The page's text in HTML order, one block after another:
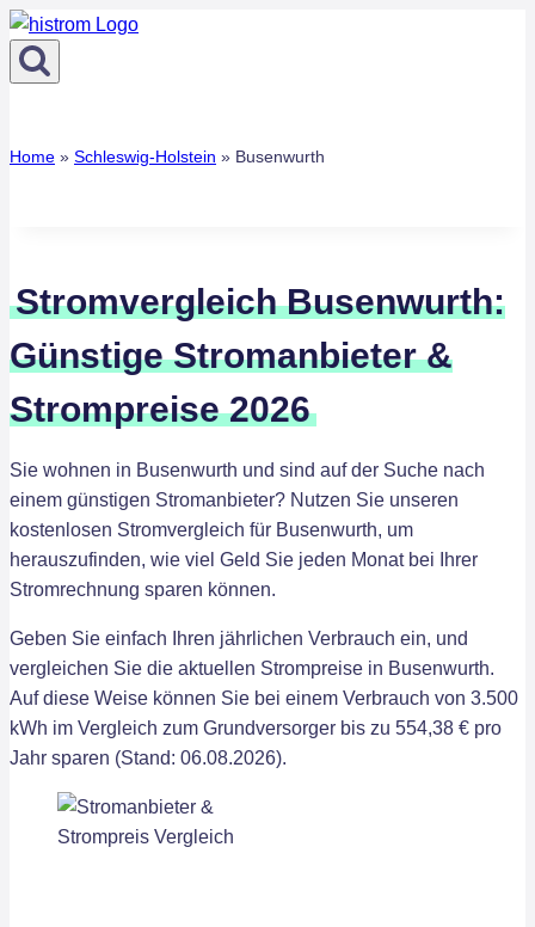
Zum
Inhalt
springen
Home » Schleswig-Holstein » Busenwurth
Stromvergleich Busenwurth:
Günstige Stromanbieter &
Strompreise 2026
Sie wohnen in Busenwurth und sind auf der Suche nach
einem günstigen Stromanbieter? Nutzen Sie unseren
kostenlosen Stromvergleich für Busenwurth, um
herauszufinden, wie viel Geld Sie jeden Monat bei Ihrer
Stromrechnung sparen können.
Geben Sie einfach Ihren jährlichen Verbrauch ein, und
vergleichen Sie die aktuellen Strompreise in Busenwurth.
Auf diese Weise können Sie bei einem Verbrauch von 3.500
kWh im Vergleich zum Grundversorger bis zu 554,38 € pro
Jahr sparen (Stand: 06.08.2026).